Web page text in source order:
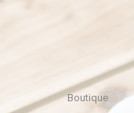
Boutique